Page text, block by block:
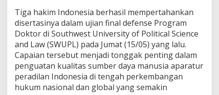
a
s
D
o
k
t
o
r
Tiga hakim Indonesia berhasil mempertahankan
disertasinya dalam ujian final defense Program
Doktor di Southwest University of Political Science
and Law (SWUPL) pada Jumat (15/05) yang lalu.
Capaian tersebut menjadi tonggak penting dalam
penguatan kualitas sumber daya manusia aparatur
peradilan Indonesia di tengah perkembangan
hukum nasional dan global yang semakin